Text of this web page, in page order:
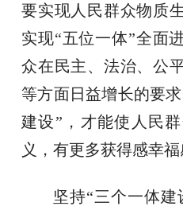
要实现人民群众物质
实现“五位一体”全面
众在民主、法治、公
等方面日益增长的要
建设”，才能使人民
义，有更多获得感幸福
坚持“三个一体